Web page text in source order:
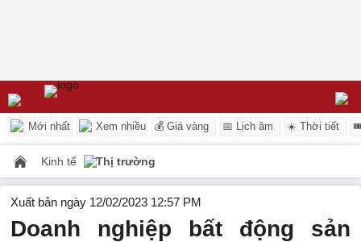
Mới nhất Xem nhiều 💰 Giá vàng 📅 Lịch âm ☀️ Thời tiết
Kinh tế Thị trường
Xuất bản ngày 12/02/2023 12:57 PM
Doanh nghiệp bất động sản